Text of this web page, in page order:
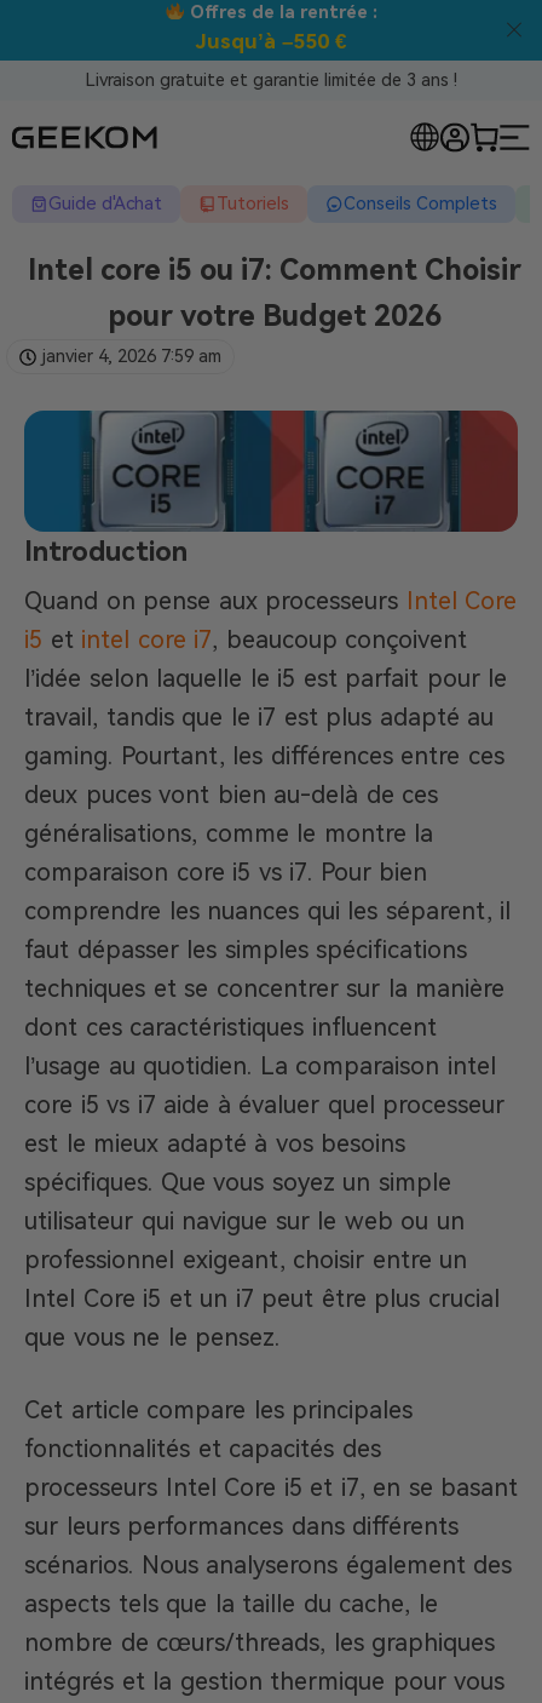
Offres de la rentrée :
Livraison gratuite et garantie limitée de 3 ans !
Guide d'Achat Tutoriels Conseils Complets
Intel core i5 ou i7: Comment Choisir
pour votre Budget 2026
janvier 4, 2026 7:59 am
Introduction
Quand on pense aux processeurs
Intel Core
i5 et intel core i7, beaucoup conçoivent
l’idée selon laquelle le i5 est parfait pour le
travail, tandis que le i7 est plus adapté au
gaming. Pourtant, les différences entre ces
deux puces vont bien au-delà de ces
généralisations, comme le montre la
comparaison core i5 vs i7. Pour bien
comprendre les nuances qui les séparent, il
faut dépasser les simples spécifications
techniques et se concentrer sur la manière
dont ces caractéristiques influencent
l’usage au quotidien. La comparaison intel
core i5 vs i7 aide à évaluer quel processeur
est le mieux adapté à vos besoins
spécifiques. Que vous soyez un simple
utilisateur qui navigue sur le web ou un
professionnel exigeant, choisir entre un
Intel Core i5 et un i7 peut être plus crucial
que vous ne le pensez.
Cet article compare les principales
fonctionnalités et capacités des
processeurs Intel Core i5 et i7, en se basant
sur leurs performances dans différents
scénarios. Nous analyserons également des
aspects tels que la taille du cache, le
nombre de cœurs/threads, les graphiques
intégrés et la gestion thermique pour vous